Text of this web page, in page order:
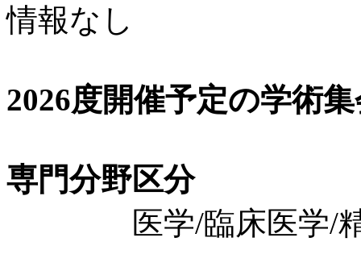
情報なし
2026度開催予定の学術
専門分野区分
医学/臨床医学/精